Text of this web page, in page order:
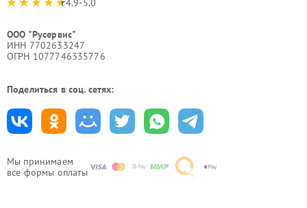
Мы принимаем
все формы оплаты
4.9-5.0
ООО "Русервис"
ИНН 7702633247
ОГРН 1077746335776
Поделиться в соц. сетях: